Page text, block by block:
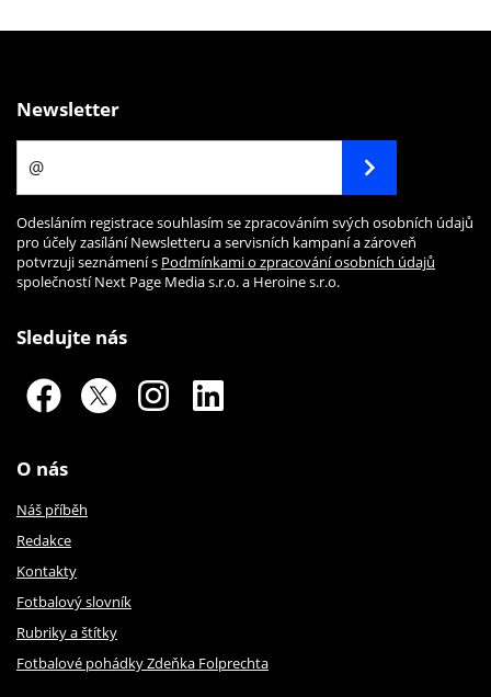
Newsletter
Odesláním registrace souhlasím se zpracováním svých osobních údajů
pro účely zasílání Newsletteru a servisních kampaní a zároveň
potvrzuji seznámení s Podmínkami o zpracování osobních údajů
společností Next Page Media s.r.o. a Heroine s.r.o.
Sledujte nás
O nás
Náš příběh
Redakce
Kontakty
Fotbalový slovník
Rubriky a štítky
Fotbalové pohádky Zdeňka Folprechta